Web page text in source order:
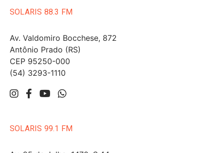
SOLARIS 88.3 FM
Av. Valdomiro Bocchese, 872
Antônio Prado (RS)
CEP 95250-000
(54) 3293-1110
SOLARIS 99.1 FM